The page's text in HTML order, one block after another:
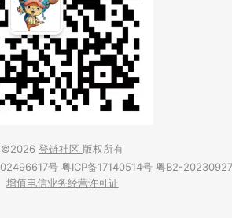
©2026 登链社区 版权所有
号 粤ICP备17140514号 粤B2-20230927
增值电信业务经营许可证